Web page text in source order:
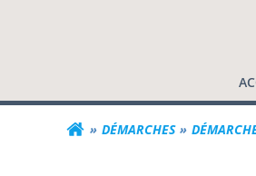
Commune
DÉMARCHES